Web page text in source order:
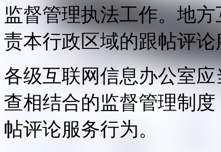
监督管理执法工作。地
责本行政区域的跟帖评
各级互联网信息办公室
查相结合的监督管理制
帖评论服务行为。